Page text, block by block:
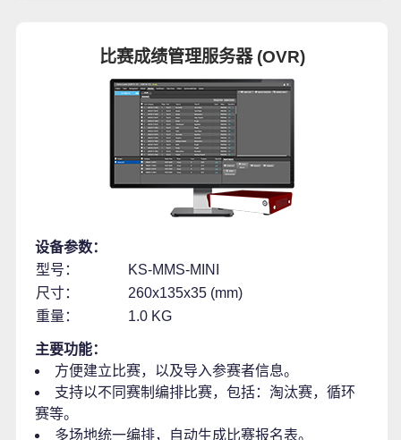
比赛成绩管理服务器 (OVR)
设备参数：
型号：
KS-MMS-MINI
尺寸：
260x135x35 (mm)
重量：
1.0 KG
主要功能：
方便建立比赛，以及导入参赛者信息。
支持以不同赛制编排比赛，包括：淘汰赛，循环
赛等。
多场地统一编排，自动生成比赛报名表。